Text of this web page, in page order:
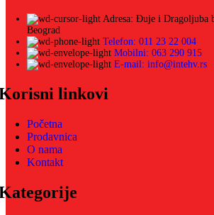
Adresa: Đuje i Dragoljuba
Beograd
Telefon: 011 23 22 004
Mobilni: 063 290 915
E-mail: info@intehv.rs
linkovi
Početna
Prodavnica
O nama
Kontakt